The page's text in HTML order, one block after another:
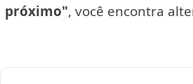
próximo", você encontra